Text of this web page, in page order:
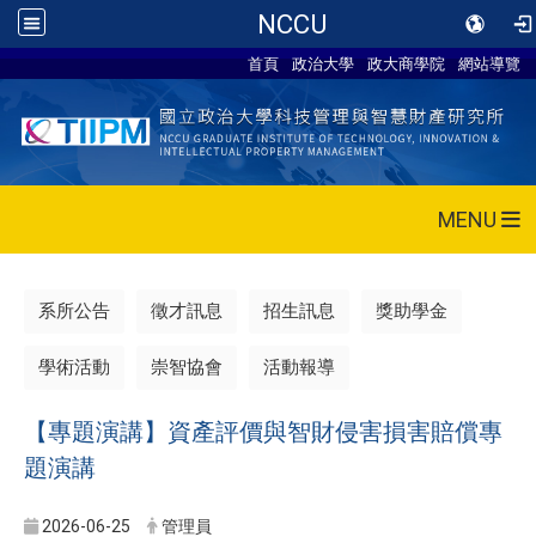
NCCU
首頁 政治大學 政大商學院 網站導覽
MENU
系所公告 徵才訊息 招生訊息 獎助學金
學術活動 崇智協會 活動報導
【專題演講】資產評價與智財侵害損害賠償專
題演講
2026-06-25 管理員